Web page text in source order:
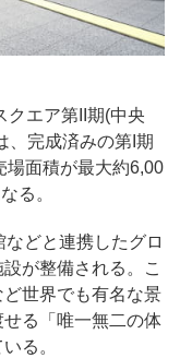
クエア第II期(中央
、完成済みの第I期
場面積が最大約6,00
る。
どと連携したグロ
が整備される。こ
世界でも有名な景
る「唯一無二の体
る。